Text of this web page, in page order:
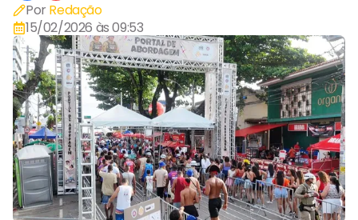
Por Redação
15/02/2026 às 09:53